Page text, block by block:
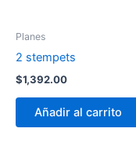
Planes
2 stempets
$1,392.00
Añadir al carrito